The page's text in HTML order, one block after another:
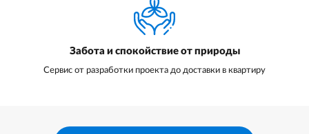
Забота и спокойствие от природы
Сервис от разработки проекта до доставки в квартиру